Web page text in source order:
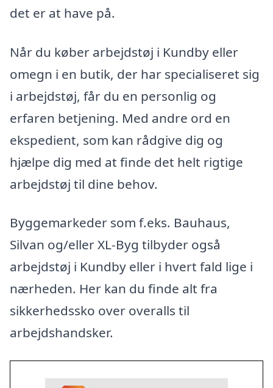
det er at have på.
Når du køber arbejdstøj i Kundby eller
omegn i en butik, der har specialiseret sig
i arbejdstøj, får du en personlig og
erfaren betjening. Med andre ord en
ekspedient, som kan rådgive dig og
hjælpe dig med at finde det helt rigtige
arbejdstøj til dine behov.
Byggemarkeder som f.eks. Bauhaus,
Silvan og/eller XL-Byg tilbyder også
arbejdstøj i Kundby eller i hvert fald lige i
nærheden. Her kan du finde alt fra
sikkerhedssko over overalls til
arbejdshandsker.